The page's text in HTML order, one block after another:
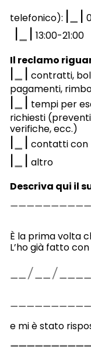
telefonico): | |
| | 13:00-21:00
Il reclamo
| | contratti,
pagamenti,
| | tempi per
richiesti
verifiche, ecc.)
| | contatti con
| | altro
Descriva qui il
È la prima volta
L’ho già fatto
e mi è stato